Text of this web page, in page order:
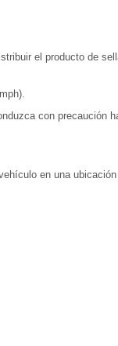
el producto de
con precaución
en una ubicación